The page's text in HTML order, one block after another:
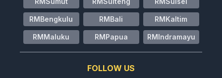
RMBengkulu RMBali RMKaltim
RMMaluku RMPapua RMIndramayu
FOLLOW US